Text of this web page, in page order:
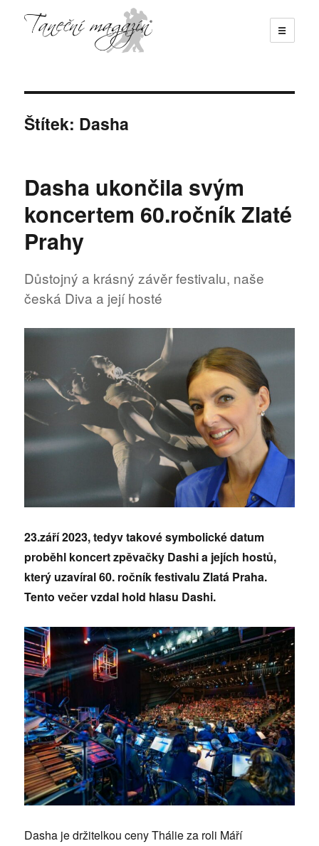
☰
Štítek: Dasha
Dasha ukončila svým
koncertem 60.ročník Zlaté
Prahy
Důstojný a krásný závěr festivalu, naše
česká Diva a její hosté
23.září 2023, tedyv takové symbolické datum
proběhl koncert zpěvačky Dashi a jejích hostů,
který uzavíral 60. ročník festivalu Zlatá Praha.
Tento večer vzdal hold hlasu Dashi.
Dasha je držitelkou ceny Thálie za roli Máří